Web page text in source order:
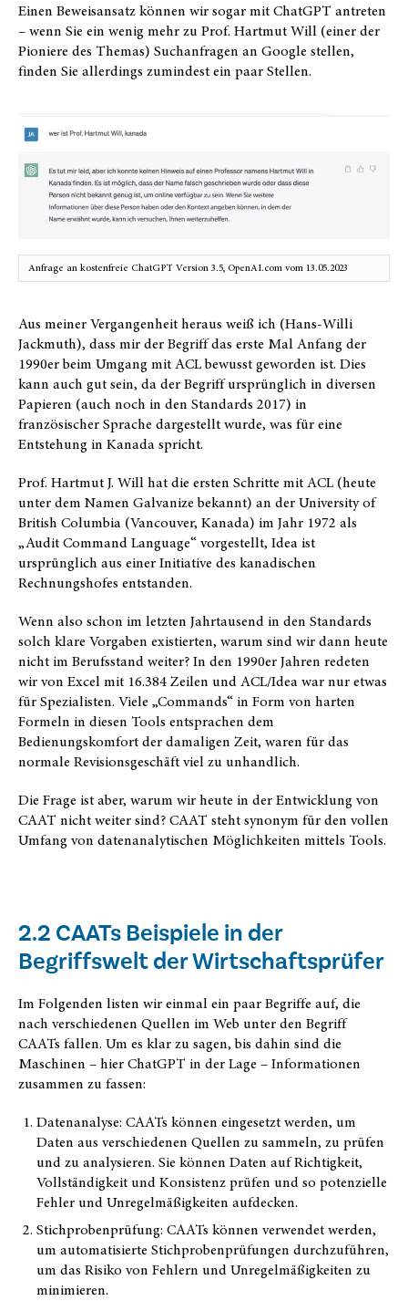
Einen Beweisansatz können wir sogar mit ChatGPT antreten
– wenn Sie ein wenig mehr zu Prof. Hartmut Will (einer der
Pioniere des Themas) Suchanfragen an Google stellen,
finden Sie allerdings zumindest ein paar Stellen.
Anfrage an kostenfreie ChatGPT Version 3.5, OpenAI.com vom 13.05.2023
Aus meiner Vergangenheit heraus weiß ich (Hans-Willi
Jackmuth), dass mir der Begriff das erste Mal Anfang der
1990er beim Umgang mit ACL bewusst geworden ist. Dies
kann auch gut sein, da der Begriff ursprünglich in diversen
Papieren (auch noch in den Standards 2017) in
französischer Sprache dargestellt wurde, was für eine
Entstehung in Kanada spricht.
Prof. Hartmut J. Will hat die ersten Schritte mit ACL (heute
unter dem Namen Galvanize bekannt) an der University of
British Columbia (Vancouver, Kanada) im Jahr 1972 als
„Audit Command Language“ vorgestellt, Idea ist
ursprünglich aus einer Initiative des kanadischen
Rechnungshofes entstanden.
Wenn also schon im letzten Jahrtausend in den Standards
solch klare Vorgaben existierten, warum sind wir dann heute
nicht im Berufsstand weiter? In den 1990er Jahren redeten
wir von Excel mit 16.384 Zeilen und ACL/Idea war nur etwas
für Spezialisten. Viele „Commands“ in Form von harten
Formeln in diesen Tools entsprachen dem
Bedienungskomfort der damaligen Zeit, waren für das
normale Revisionsgeschäft viel zu unhandlich.
Die Frage ist aber, warum wir heute in der Entwicklung von
CAAT nicht weiter sind? CAAT steht synonym für den vollen
Umfang von datenanalytischen Möglichkeiten mittels Tools.
2.2 CAATs Beispiele in der
Begriffswelt der Wirtschaftsprüfer
Im Folgenden listen wir einmal ein paar Begriffe auf, die
nach verschiedenen Quellen im Web unter den Begriff
CAATs fallen. Um es klar zu sagen, bis dahin sind die
Maschinen – hier ChatGPT in der Lage – Informationen
zusammen zu fassen:
Datenanalyse: CAATs können eingesetzt werden, um
Daten aus verschiedenen Quellen zu sammeln, zu prüfen
und zu analysieren. Sie können Daten auf Richtigkeit,
Vollständigkeit und Konsistenz prüfen und so potenzielle
Fehler und Unregelmäßigkeiten aufdecken.
Stichprobenprüfung: CAATs können verwendet werden,
um automatisierte Stichprobenprüfungen durchzuführen,
um das Risiko von Fehlern und Unregelmäßigkeiten zu
minimieren.